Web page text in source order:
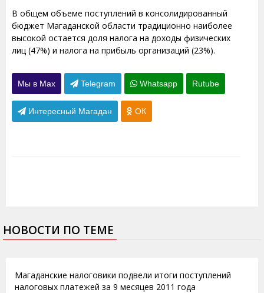
В общем объеме поступлений в консолидированный
бюджет Магаданской области традиционно наиболее
высокой остается доля налога на доходы физических
лиц (47%) и налога на прибыль организаций (23%).
Мы в Max Telegram Whatsapp Rutube
Интересный Магадан ОК
НОВОСТИ ПО ТЕМЕ
Магаданские налоговики подвели итоги поступлений
налоговых платежей за 9 месяцев 2011 года